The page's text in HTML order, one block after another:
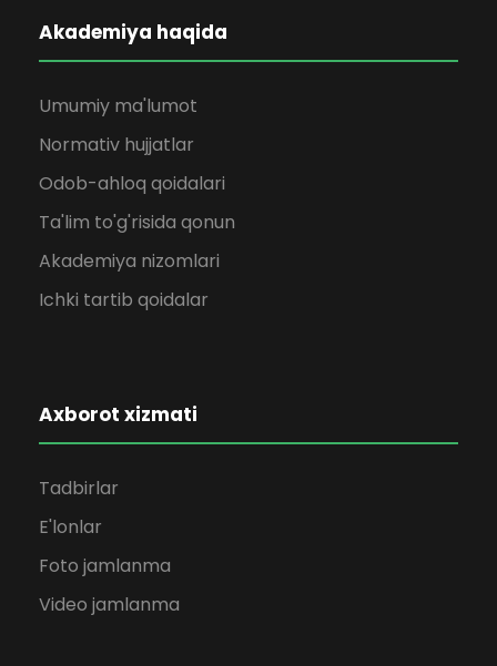
Akademiya haqida
Umumiy ma'lumot
Normativ hujjatlar
Odob-ahloq qoidalari
Ta'lim to'g'risida qonun
Akademiya nizomlari
Ichki tartib qoidalar
Axborot xizmati
Tadbirlar
E'lonlar
Foto jamlanma
Video jamlanma